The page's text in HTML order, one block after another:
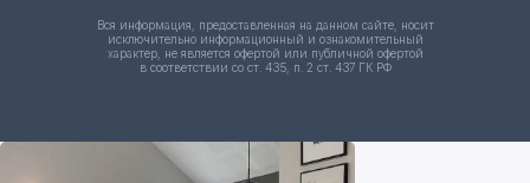
Вся информация, предоставленная на данном сайте, носит
исключительно информационный и ознакомительный
характер, не является офертой или публичной офертой
в соответствии со ст. 435, п. 2 ст. 437 ГК РФ